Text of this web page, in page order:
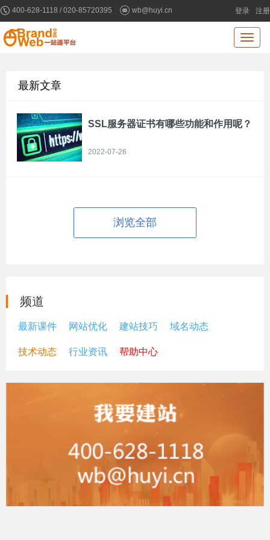
400-628-1118 / 020-85720395 wb@huyi.cn 登录 注册
最新文章
SSL服务器证书有哪些功能和作用呢？
2022-07-26
浏览全部
频道
最新课件 网站优化 建站技巧 域名动态
技术动态 行业资讯 帮助中心